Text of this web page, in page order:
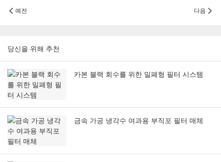
예전 다음
당신을 위해 추천
카본 블랙 회수를 위한 밀폐형 필터 시스템
금속 가공 냉각수 여과용 부직포 필터 매체